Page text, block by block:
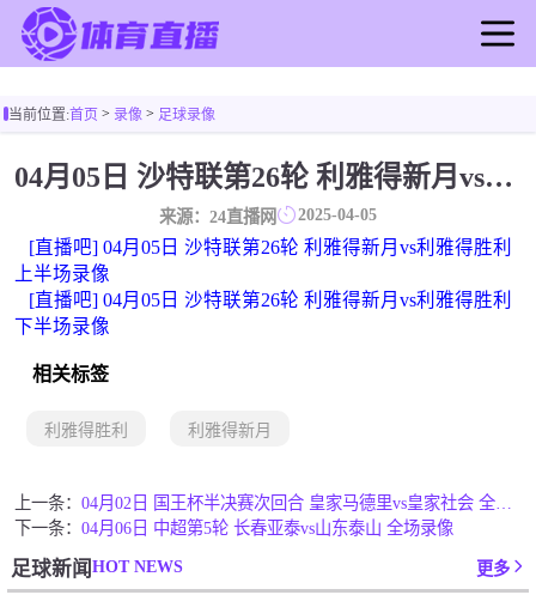
足球直播
足球录像
足球新闻
篮球新闻
当前位置:首页> 录像 > 足球录像
04月05日 沙特联第26轮 利雅得新月vs利雅得胜利 全场录像
来源：24直播网 2025-04-05
[直播吧] 04月05日 沙特联第26轮 利雅得新月vs利雅得胜利
上半场录像
[直播吧] 04月05日 沙特联第26轮 利雅得新月vs利雅得胜利
下半场录像
相关标签
利雅得胜利 利雅得新月
上一条：
04月02日 国王杯半决赛次回合 皇家马德里vs皇家社会 全场录像
下一条： 04月06日 中超第5轮 长春亚泰vs山东泰山 全场录像
足球新闻HOT NEWS 更多